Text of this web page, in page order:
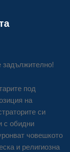
задължително!
под
на
си
с обидни
човешкото
и религиозна